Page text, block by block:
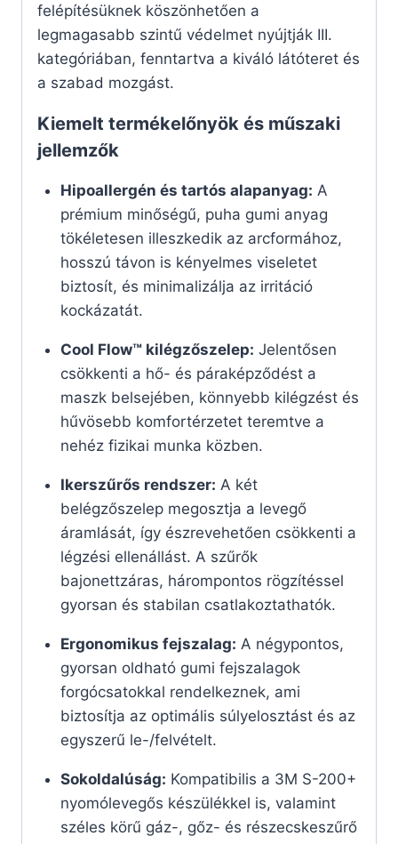
felépítésüknek köszönhetően a
legmagasabb szintű védelmet nyújtják III.
kategóriában, fenntartva a kiváló látóteret és
a szabad mozgást.
Kiemelt termékelőnyök és műszaki
jellemzők
Hipoallergén és tartós alapanyag: A
prémium minőségű, puha gumi anyag
tökéletesen illeszkedik az arcformához,
hosszú távon is kényelmes viseletet
biztosít, és minimalizálja az irritáció
kockázatát.
Cool Flow™ kilégzőszelep: Jelentősen
csökkenti a hő- és páraképződést a
maszk belsejében, könnyebb kilégzést és
hűvösebb komfortérzetet teremtve a
nehéz fizikai munka közben.
Ikerszűrős rendszer: A két
belégzőszelep megosztja a levegő
áramlását, így észrevehetően csökkenti a
légzési ellenállást. A szűrők
bajonettzáras, hárompontos rögzítéssel
gyorsan és stabilan csatlakoztathatók.
Ergonomikus fejszalag: A négypontos,
gyorsan oldható gumi fejszalagok
forgócsatokkal rendelkeznek, ami
biztosítja az optimális súlyelosztást és az
egyszerű le-/felvételt.
Sokoldalúság: Kompatibilis a 3M S-200+
nyomólevegős készülékkel is, valamint
széles körű gáz-, gőz- és részecskeszűrő